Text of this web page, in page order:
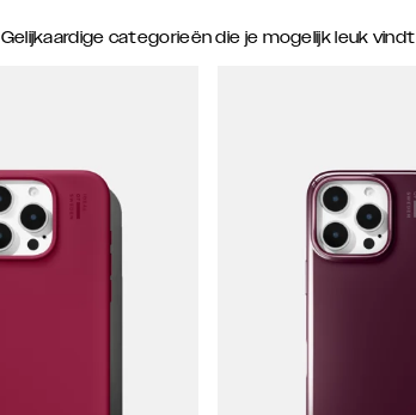
Gelijkaardige categorieën die je mogelijk leuk vindt